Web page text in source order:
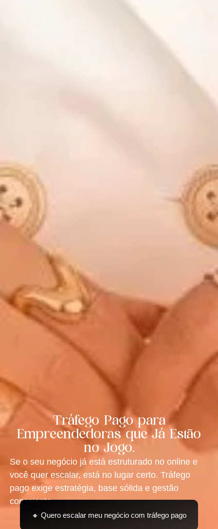
Tráfego Pago para
Empreendedoras que Já Estão
no Jogo.
Se o seu negócio já está estruturado no online e
você quer escalar, está no lugar certo. Tráfego
pago exige estratégia, base sólida e gestão
consciente.
🔸 Quero escalar meu negócio com tráfego pago